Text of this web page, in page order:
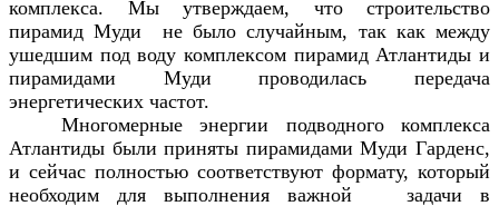
комплекса. Мы утверждаем, что строительство
пирамид Mуди не было случайным, так как между
ушедшим под воду комплексом пирамид Атлантиды и
пирамидами Mуди проводилась передача
энергетических частот.
Многомерные энергии подводного комплекса
Атлантиды были приняты пирамидами Муди Гарденс,
и сейчас полностью соответствуют формату, который
необходим для выполнения важной задачи в